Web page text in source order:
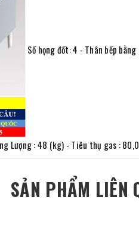
Số họng đốt: 4 - Thân bếp
Lượng : 48 (kg) - Tiêu thụ gas :
SẢN PHẨM LIÊN